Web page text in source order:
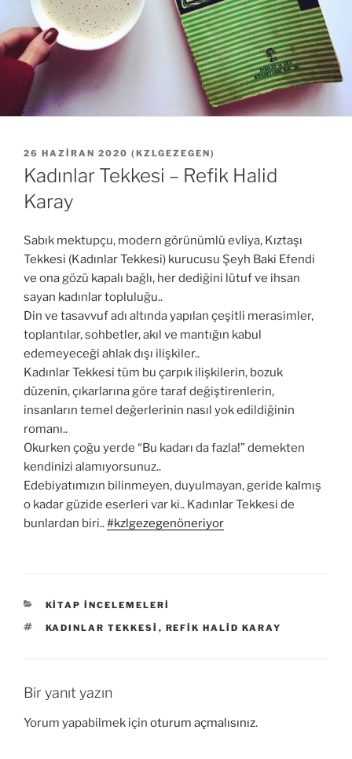
YAYIM
TARIHI
26 HAZIRAN 2020 ( KZLGEZEGEN)
Kadınlar Tekkesi – Refik Halid
Karay
Sabık mektupçu, modern görünümlü evliya, Kıztaşı
Tekkesi (Kadınlar Tekkesi) kurucusu Şeyh Baki Efendi
ve ona gözü kapalı bağlı, her dediğini lütuf ve ihsan
sayan kadınlar topluluğu..
Din ve tasavvuf adı altında yapılan çeşitli merasimler,
toplantılar, sohbetler, akıl ve mantığın kabul
edemeyeceği ahlak dışı ilişkiler..
Kadınlar Tekkesi tüm bu çarpık ilişkilerin, bozuk
düzenin, çıkarlarına göre taraf değiştirenlerin,
insanların temel değerlerinin nasıl yok edildiğinin
romanı..
Okurken çoğu yerde “Bu kadarı da fazla!” demekten
kendinizi alamıyorsunuz..
Edebiyatımızın bilinmeyen, duyulmayan, geride kalmış
o kadar güzide eserleri var ki.. Kadınlar Tekkesi de
bunlardan biri..#kzlgezegenöneriyor
KATEGORILER
KITAP İNCELEMELERI
ETIKETLER
KADINLAR TEKKESI , REFIK HALID KARAY
Bir yanıt yazın
Yorum yapabilmek için oturum açmalısınız.